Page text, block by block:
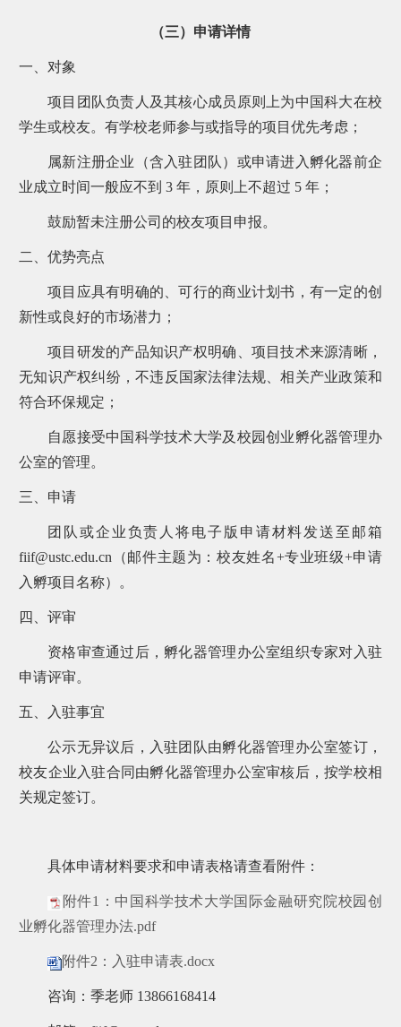
（三）申请详情
一、对象
项目团队负责人及其核心成员原则上为中国科大在校
学生或校友。有学校老师参与或指导的项目优先考虑；
属新注册企业（含入驻团队）或申请进入孵化器前企
业成立时间一般应不到 3 年，原则上不超过 5 年；
鼓励暂未注册公司的校友项目申报。
二、优势亮点
项目应具有明确的、可行的商业计划书，有一定的创
新性或良好的市场潜力；
项目研发的产品知识产权明确、项目技术来源清晰，
无知识产权纠纷，不违反国家法律法规、相关产业政策和
符合环保规定；
自愿接受中国科学技术大学及校园创业孵化器管理办
公室的管理。
三、申请
团队或企业负责人将电子版申请材料发送至邮箱
fiif@ustc.edu.cn（邮件主题为：校友姓名+专业班级+申请
入孵项目名称）。
四、评审
资格审查通过后，孵化器管理办公室组织专家对入驻
申请评审。
五、入驻事宜
公示无异议后，入驻团队由孵化器管理办公室签订，
校友企业入驻合同由孵化器管理办公室审核后，按学校相
关规定签订。
具体申请材料要求和申请表格请查看附件：
附件1：中国科学技术大学国际金融研究院校园创
业孵化器管理办法.pdf
附件2：入驻申请表.docx
咨询：季老师 13866168414